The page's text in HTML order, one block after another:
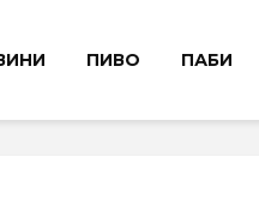
ПИВО ПАБИ